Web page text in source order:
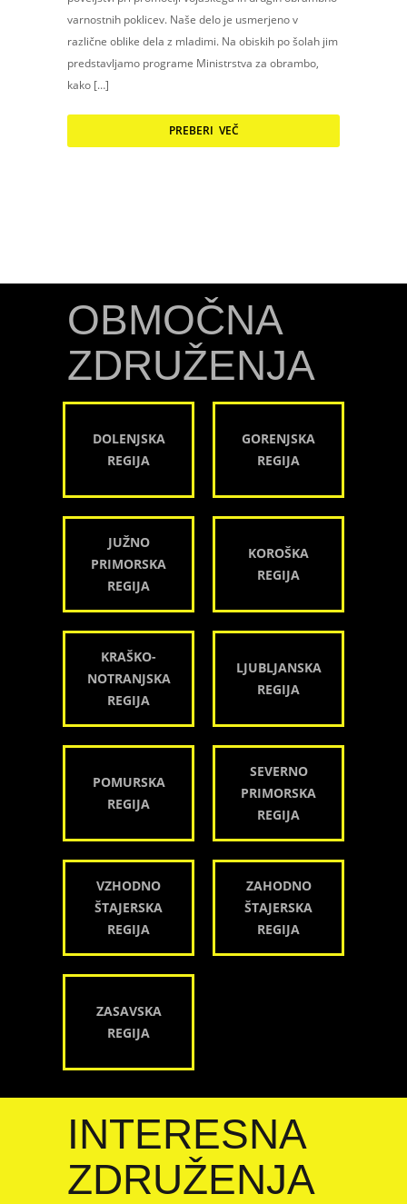
varnostnih poklicev. Naše delo je usmerjeno v
različne oblike dela z mladimi. Na obiskih po šolah jim
predstavljamo programe Ministrstva za obrambo,
kako […]
PREBERI VEČ
OBMOČNA
ZDRUŽENJA
DOLENJSKA
REGIJA
GORENJSKA
REGIJA
JUŽNO
PRIMORSKA
REGIJA
KOROŠKA
REGIJA
KRAŠKO-
NOTRANJSKA
REGIJA
LJUBLJANSKA
REGIJA
POMURSKA
REGIJA
SEVERNO
PRIMORSKA
REGIJA
VZHODNO
ŠTAJERSKA
REGIJA
ZAHODNO
ŠTAJERSKA
REGIJA
ZASAVSKA
REGIJA
INTERESNA
ZDRUŽENJA